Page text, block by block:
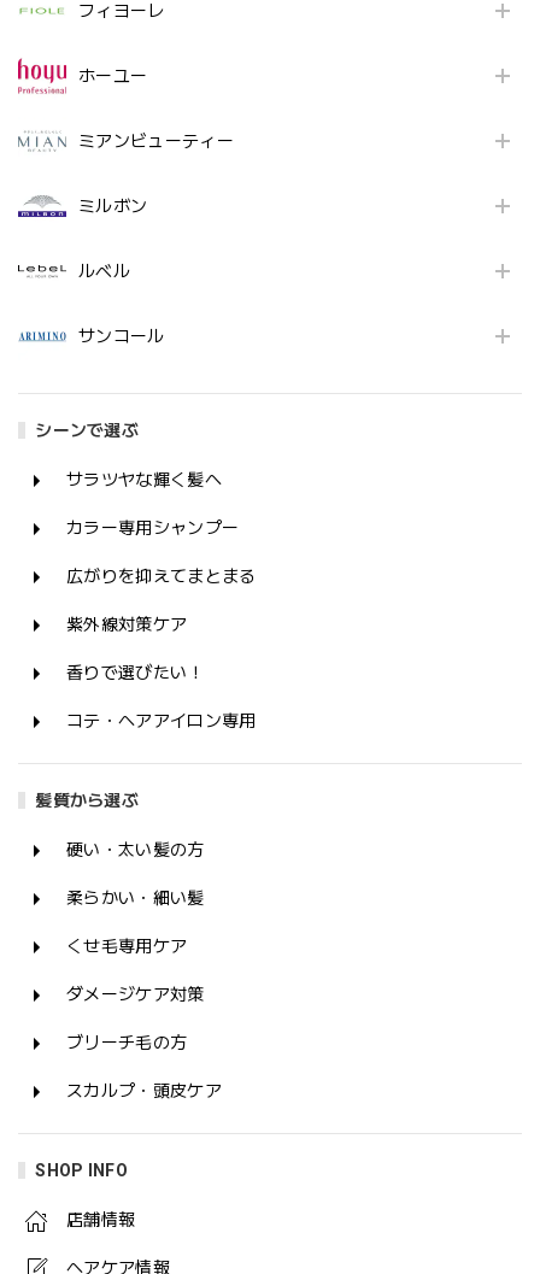
フィヨーレ
ホーユー
ミアンビューティー
ミルボン
ルベル
サンコール
シーンで選ぶ
サラツヤな輝く髪へ
カラー専用シャンプー
広がりを抑えてまとまる
紫外線対策ケア
香りで選びたい！
コテ・ヘアアイロン専用
髪質から選ぶ
硬い・太い髪の方
柔らかい・細い髪
くせ毛専用ケア
ダメージケア対策
ブリーチ毛の方
スカルプ・頭皮ケア
SHOP INFO
店舗情報
ヘアケア情報